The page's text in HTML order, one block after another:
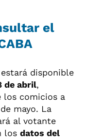
el
disponible
de abril,
los comicios a
mayo. La
al votante
los datos del